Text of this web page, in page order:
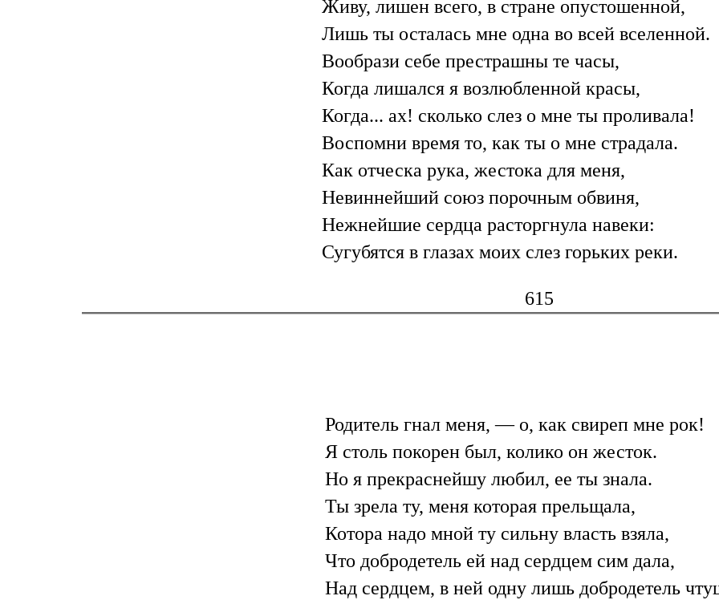
Живу, лишен всего, в стране опустошенной,
Лишь ты осталась мне одна во всей вселенной.
Вообрази себе престрашны те часы,
Когда лишался я возлюбленной красы,
Когда... ах! сколько слез о мне ты проливала!
Воспомни время то, как ты о мне страдала.
Как отческа рука, жестока для меня,
Невиннейший союз порочным обвиня,
Нежнейшие сердца расторгнула навеки:
Сугубятся в глазах моих слез горьких реки.
615
Родитель гнал меня, — о, как свиреп мне рок!
Я столь покорен был, колико он жесток.
Но я прекраснейшу любил, ее ты знала.
Ты зрела ту, меня которая прельщала,
Котора надо мной ту сильну власть взяла,
Что добродетель ей над сердцем сим дала,
Над сердцем, в ней одну лишь добродетель